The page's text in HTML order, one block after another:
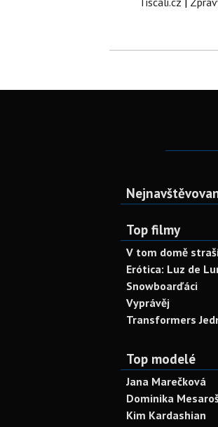
Top filmy
V tom domě
Erótica: Luz de
Snowboarďáci
Vyprávěj
Transformers
Top modelé
Jana Marečková
Dominika
Kim Kardashian